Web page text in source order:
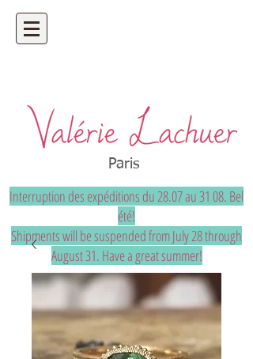
Artisan bijoutier - bijoux précieux et
uniques sur mesure
Paris
Interruption des expéditions du 28.07 au 31 08. Bel
été!
Shipments will be suspended from July 28 through
August 31. Have a great summer!